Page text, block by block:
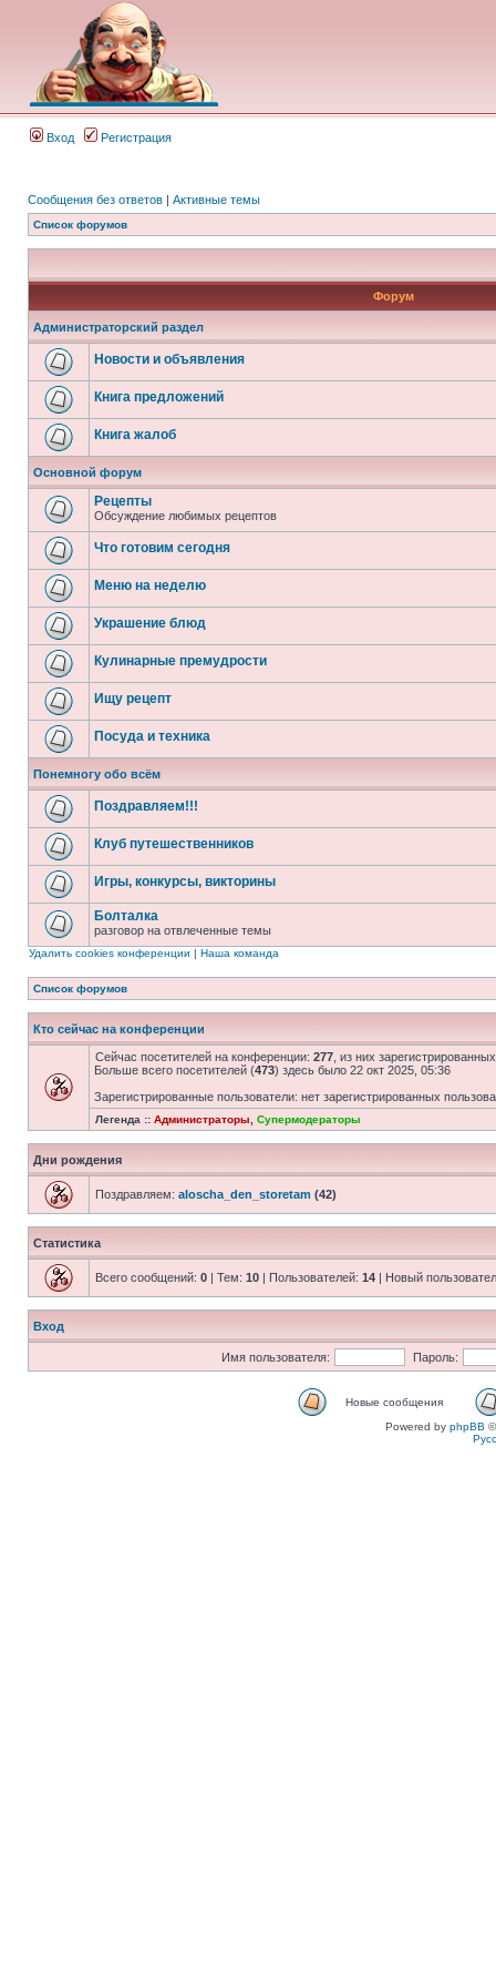
Вход Регистрация
Сообщения без ответов | Активные темы
Список форумов
Форум
Администраторский раздел
Новости и объявления
Книга предложений
Книга жалоб
Основной форум
Рецепты
Обсуждение любимых рецептов
Что готовим сегодня
Меню на неделю
Украшение блюд
Кулинарные премудрости
Ищу рецепт
Посуда и техника
Понемногу обо всём
Поздравляем!!!
Клуб путешественников
Игры, конкурсы, викторины
Болталка
разговор на отвлеченные темы
Удалить cookies конференции | Наша команда
Список форумов
Кто сейчас на конференции
Сейчас посетителей на конференции: 277 , из них
Больше всего посетителей (473) здесь было 22 окт 2025, 05:36
Зарегистрированные пользователи: нет зарегистрированных
Легенда :: Администраторы Супермодераторы
Дни рождения
Поздравляем: aloscha_den_storetam (42)
Статистика
Всего сообщений: 0 | Тем: 10 | Пользователей: 14 | Новый
Вход
Имя пользователя: Пароль:
Новые сообщения
Powered by phpBB